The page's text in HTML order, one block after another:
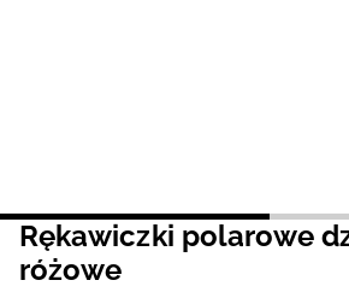
Rękawiczki polarowe
różowe